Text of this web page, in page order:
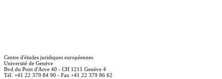
Centre d'études juridiques européennes
Université de Genève
Bvd du Pont d'Arve 40 - CH 1211 Genève 4
Tél. +41 22 379 84 90 - Fax +41 22 379 86 62